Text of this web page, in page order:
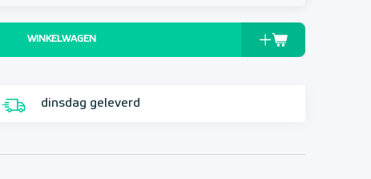
WINKELWAGEN
dinsdag geleverd